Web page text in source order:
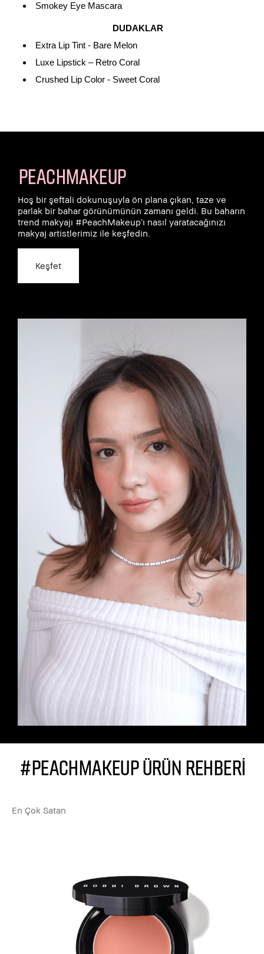
Smokey Eye Mascara
DUDAKLAR
Extra Lip Tint - Bare Melon
Luxe Lipstick – Retro Coral
Crushed Lip Color - Sweet Coral
PEACHMAKEUP
Hoş bir şeftali dokunuşuyla ön plana çıkan, taze ve
parlak bir bahar görünümünün zamanı geldi. Bu baharın
trend makyajı #PeachMakeup’ı nasıl yaratacağınızı
makyaj artistlerimiz ile keşfedin.
Keşfet
#PEACHMAKEUP ÜRÜN REHBERİ
En Çok Satan